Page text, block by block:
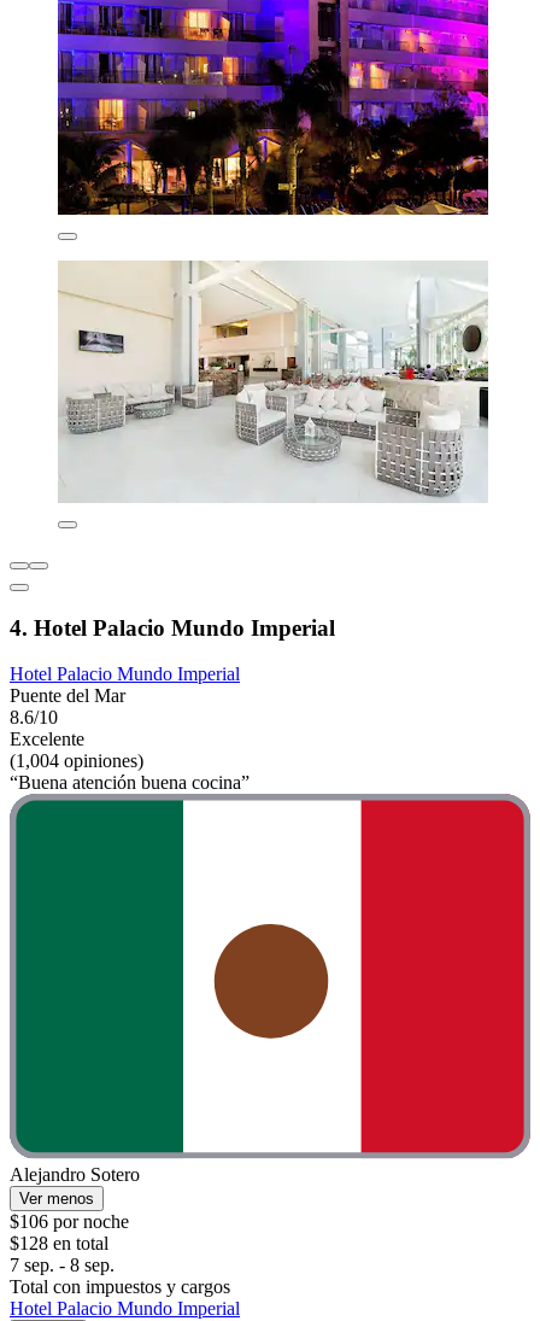
4. Hotel Palacio Mundo Imperial
Hotel Palacio Mundo Imperial
Puente del Mar
8.6/10
Excelente
(1,004 opiniones)
“Buena atención buena cocina”
Alejandro Sotero
Ver menos
$106 por noche
$128 en total
7 sep. - 8 sep.
Total con impuestos y cargos
Hotel Palacio Mundo Imperial